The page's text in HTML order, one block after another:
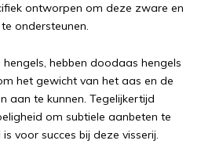
ontworpen om deze zware en
ondersteunen.
hebben doodaas hengels
het gewicht van het aas en de
aan te kunnen. Tegelijkertijd
om subtiele aanbeten te
voor succes bij deze visserij.